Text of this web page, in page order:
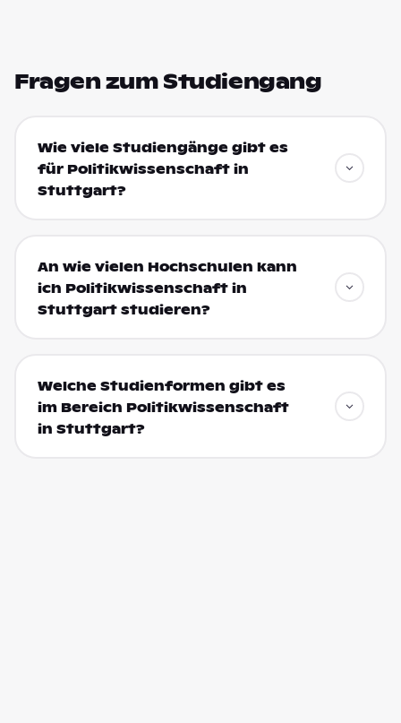
Fragen zum Studiengang
Wie viele Studiengänge gibt es
für Politikwissenschaft in
Stuttgart?
An wie vielen Hochschulen kann
ich Politikwissenschaft in
Stuttgart studieren?
Welche Studienformen gibt es
im Bereich Politikwissenschaft
in Stuttgart?